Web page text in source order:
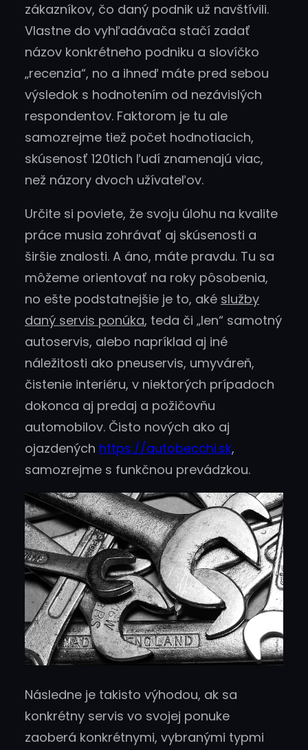
zákazníkov, čo daný podnik už navštívili.
Vlastne do vyhľadávača stačí zadať
názov konkrétneho podniku a slovíčko
„recenzia“, no a ihneď máte pred sebou
výsledok s hodnotením od nezávislých
respondentov. Faktorom je tu ale
samozrejme tiež počet hodnotiacich,
skúsenosť 120tich ľudí znamenajú viac,
než názory dvoch užívateľov.
Určite si poviete, že svoju úlohu na kvalite
práce musia zohrávať aj skúsenosti a
širšie znalosti. A áno, máte pravdu. Tu sa
môžeme orientovať na roky pôsobenia,
no ešte podstatnejšie je to, aké služby
daný servis ponúka, teda či „len“ samotný
autoservis, alebo napríklad aj iné
náležitosti ako pneuservis, umyváreň,
čistenie interiéru, v niektorých prípadoch
dokonca aj predaj a požičovňu
automobilov. Čisto nových ako aj
ojazdených https://autobecchi.sk,
samozrejme s funkčnou prevádzkou.
Následne je takisto výhodou, ak sa
konkrétny servis vo svojej ponuke
zaoberá konkrétnymi, vybranými typmi